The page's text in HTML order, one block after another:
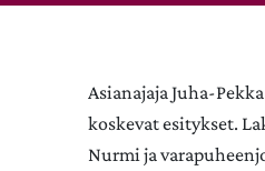
Asianajaja Juha-
koskevat esitykset.
Nurmi ja